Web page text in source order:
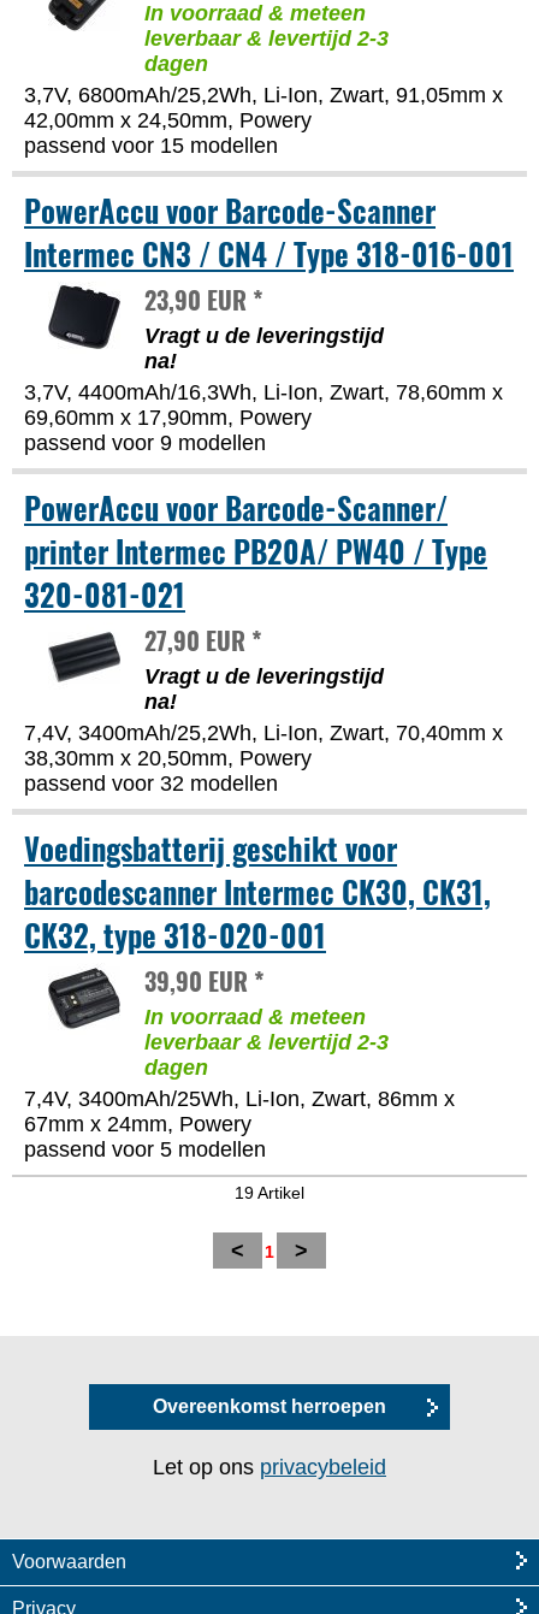
In voorraad & meteen
leverbaar & levertijd 2-3
dagen
3,7V, 6800mAh/25,2Wh, Li-Ion, Zwart, 91,05mm x
42,00mm x 24,50mm, Powery
passend voor 15 modellen
PowerAccu voor Barcode-Scanner
Intermec CN3 / CN4 / Type 318-016-001
23,90 EUR *
Vragt u de leveringstijd
na!
3,7V, 4400mAh/16,3Wh, Li-Ion, Zwart, 78,60mm x
69,60mm x 17,90mm, Powery
passend voor 9 modellen
PowerAccu voor Barcode-Scanner/
printer Intermec PB20A/ PW40 / Type
320-081-021
27,90 EUR *
Vragt u de leveringstijd
na!
7,4V, 3400mAh/25,2Wh, Li-Ion, Zwart, 70,40mm x
38,30mm x 20,50mm, Powery
passend voor 32 modellen
Voedingsbatterij geschikt voor
barcodescanner Intermec CK30, CK31,
CK32, type 318-020-001
39,90 EUR *
In voorraad & meteen
leverbaar & levertijd 2-3
dagen
7,4V, 3400mAh/25Wh, Li-Ion, Zwart, 86mm x
67mm x 24mm, Powery
passend voor 5 modellen
19 Artikel
< 1 >
Overeenkomst herroepen
Let op ons privacybeleid
Voorwaarden
Privacy